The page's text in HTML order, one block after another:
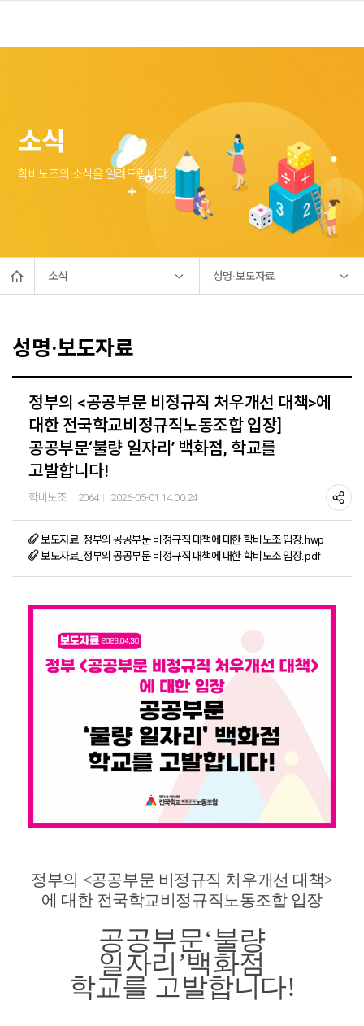
소식
학비노조의 소식을 알려드립니다.
소식 성명·보도자료
성명·보도자료
정부의 <공공부문 비정규직 처우개선 대책>에
대한 전국학교비정규직노동조합 입장]
공공부문‘불량 일자리’ 백화점, 학교를
고발합니다!
학비노조 2064 2026-05-01 14:00:24
보도자료_정부의 공공부문 비정규직 대책에 대한 학비노조 입장.hwp
보도자료_정부의 공공부문 비정규직 대책에 대한 학비노조 입장.pdf
정부의 <공공부문 비정규직 처우개선 대책>
에 대한 전국학교비정규직노동조합 입장
공공부문‘불량
일자리 ’백화점
학교를 고발합니다!